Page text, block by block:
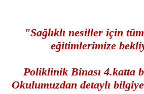
"Sağlıklı nesiller için
eğitimlerimize
Poliklinik Binası 4.katta
Okulumuzdan detaylı